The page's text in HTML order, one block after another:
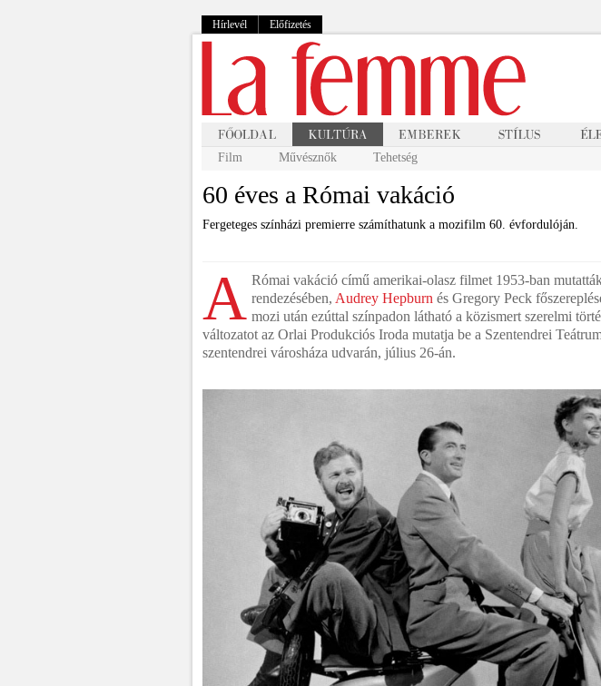
Hírlevél Előfizetés
Film Művésznők Tehetség
60 éves a Római vakáció
Fergeteges színházi premierre számíthatunk a mozifilm 60. évfordulóján.
A Római vakáció című amerikai-olasz filmet 1953-ban
rendezésében, Audrey Hepburn és Gregory Peck
mozi után ezúttal színpadon látható a közismert szerelmi
változatot az Orlai Produkciós Iroda mutatja be a Szentendrei
szentendrei városháza udvarán, július 26-án.